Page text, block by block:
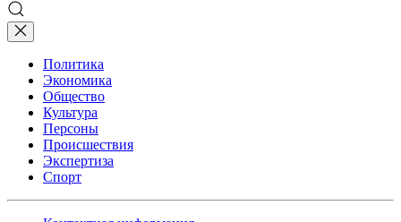
Политика
Экономика
Общество
Культура
Персоны
Происшествия
Экспертиза
Спорт